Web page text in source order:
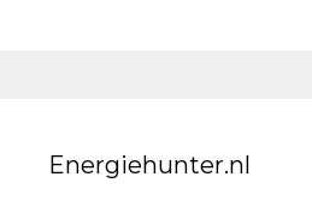
Energiehunter.nl